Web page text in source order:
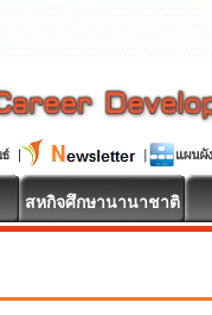
สหกิจศึกษานานาชาติ